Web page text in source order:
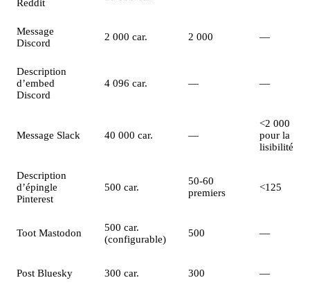
Reddit
Message
Discord
2 000 car. 2 000 —
Description
d’embed
Discord
4 096 car. — —
Message Slack 40 000 car. —
<2 000
pour la
lisibilité
Description
d’épingle
Pinterest
500 car.
50-60
premiers
<125
Toot Mastodon
500 car.
(configurable)
500 —
Post Bluesky 300 car. 300 —